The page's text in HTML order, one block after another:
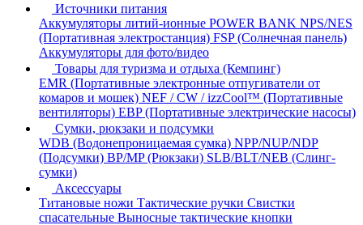
Источники питания
Аккумуляторы литий-ионные POWER BANK NPS/NES
(Портативная электростанция) FSP (Солнечная панель)
Аккумуляторы для фото/видео
Товары для туризма и отдыха (Кемпинг)
EMR (Портативные электронные отпугиватели от
комаров и мошек) NEF / CW / izzCool™ (Портативные
вентиляторы) EBP (Портативные электрические насосы)
Сумки, рюкзаки и подсумки
WDB (Водонепроницаемая сумка) NPP/NUP/NDP
(Подсумки) BP/MP (Рюкзаки) SLB/BLT/NEB (Слинг-
сумки)
Аксессуары
Титановые ножи Тактические ручки Свистки
спасательные Выносные тактические кнопки